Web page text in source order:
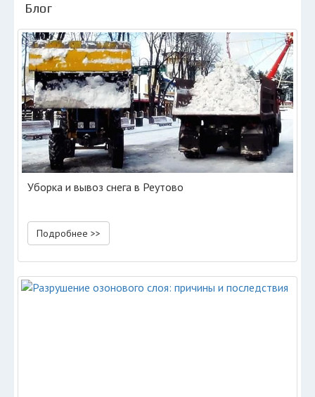
Блог
Уборка и вывоз снега в Реутово
Подробнее >>